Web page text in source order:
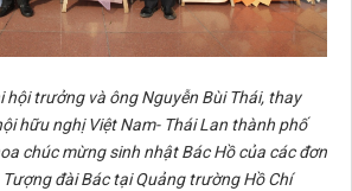
hội trưởng và ông Nguyễn Bùi Thái, thay
hữu nghị Việt Nam- Thái Lan thành phố
chúc mừng sinh nhật Bác Hồ của các đơn
Tượng đài Bác tại Quảng trường Hồ Chí